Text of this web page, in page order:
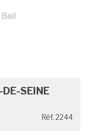
SEINE
Réf. 2244